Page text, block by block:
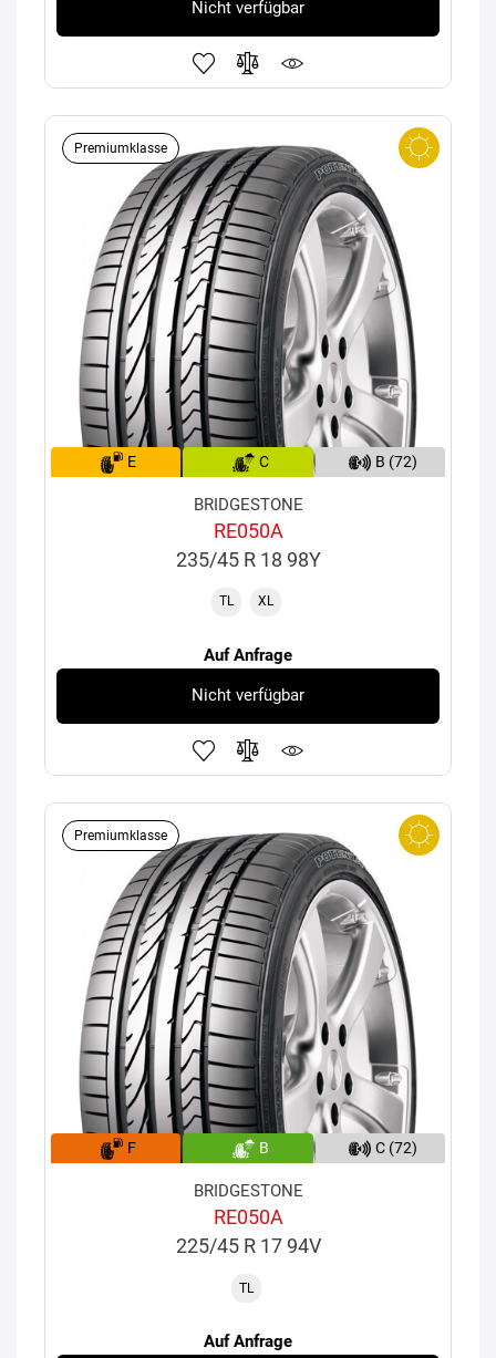
Nicht verfügbar
Premiumklasse
E C B (72)
BRIDGESTONE
RE050A
235/45 R 18 98Y
TL XL
Auf Anfrage
Nicht verfügbar
Premiumklasse
F B C (72)
BRIDGESTONE
RE050A
225/45 R 17 94V
TL
Auf Anfrage